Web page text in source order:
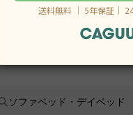
ソファベッド・デイベッド